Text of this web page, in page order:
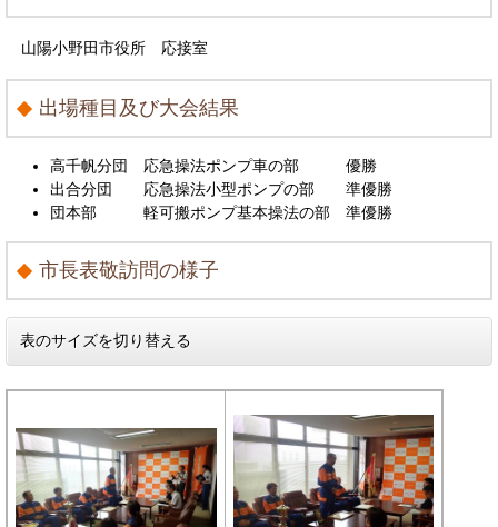
山陽小野田市役所 応接室
出場種目及び大会結果
高千帆分団 応急操法ポンプ車の部 優勝
出合分団 応急操法小型ポンプの部 準優勝
団本部 軽可搬ポンプ基本操法の部 準優勝
市長表敬訪問の様子
表のサイズを切り替える